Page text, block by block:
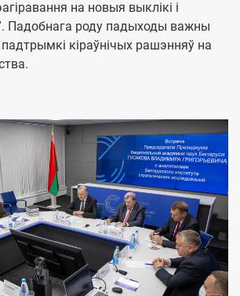
на новыя выклікі і
Падобнага роду падыходы важны
кіраўнічых рашэнняў на